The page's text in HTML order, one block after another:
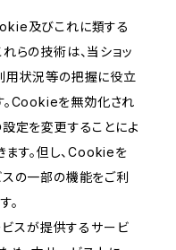
及びこれに類する
らの技術は、当ショッ
用状況等の把握に役立
。Cookieを無効化され
定を変更することによ
す。但し、Cookieを
スの一部の機能をご利
。
ビスが提供するサービ